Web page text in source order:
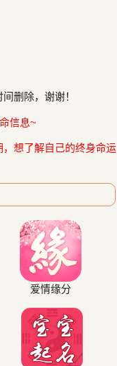
删除，谢谢！
信息~
，想了解自己的终身命运
爱情缘分